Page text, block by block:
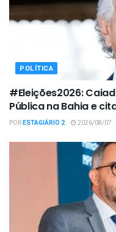
POLÍTICA
#Eleições2026:
Pública na Bahia e
PORESTAGIÁRIO 2 2026/08/07